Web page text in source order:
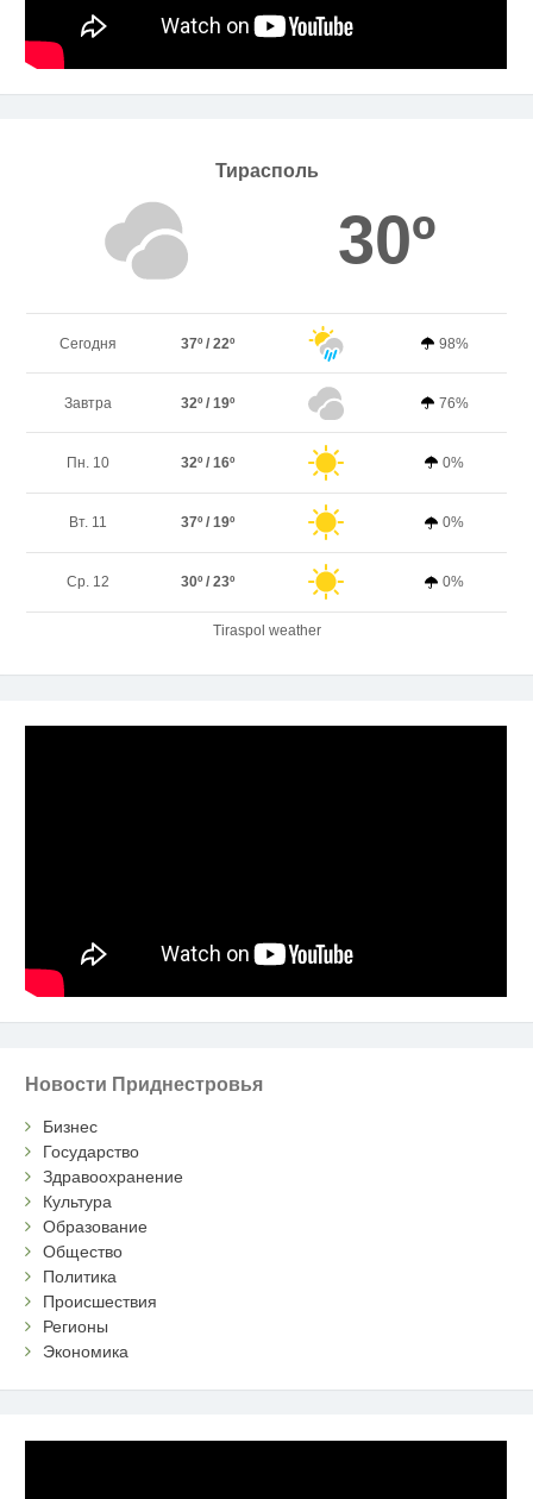
Тирасполь
30º
Сегодня 37º / 22º 98%
Завтра 32º / 19º 76%
Пн. 10 32º / 16º 0%
Вт. 11 37º / 19º 0%
Ср. 12 30º / 23º 0%
Tiraspol weather
Новости Приднестровья
Бизнес
Государство
Здравоохранение
Культура
Образование
Общество
Политика
Происшествия
Регионы
Экономика